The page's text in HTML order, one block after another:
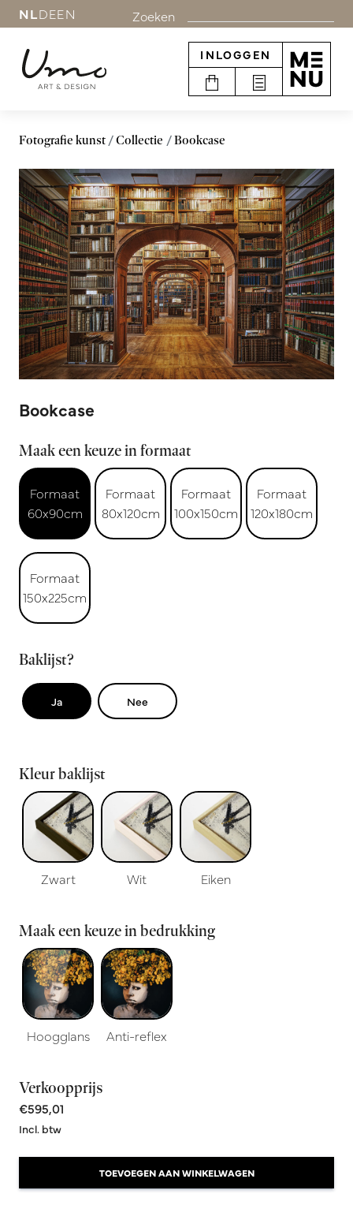
NLDEEN Zoeken
INLOGGEN
Fotografie kunst Collectie Bookcase
Bookcase
Maak een keuze in formaat
Formaat
60x90cm
Formaat
80x120cm
Formaat
100x150cm
Formaat
120x180cm
Formaat
150x225cm
Baklijst?
Ja Nee
Kleur baklijst
Zwart Wit Eiken
Maak een keuze in bedrukking
Hoogglans Anti-reflex
Verkoopprijs
€595,01
Incl. btw
TOEVOEGEN AAN WINKELWAGEN